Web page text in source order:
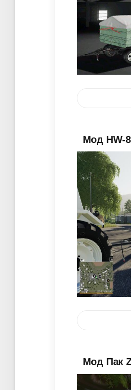
Мод HW-
Мод Пак